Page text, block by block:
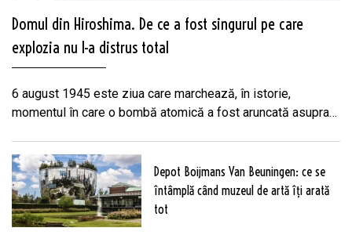
Domul din Hiroshima. De ce a fost singurul pe care
explozia nu l-a distrus total
6 august 1945 este ziua care marchează, în istorie,
momentul în care o bombă atomică a fost aruncată asupra
rămas parțial în picioare, printr-un cumul interesant de
factori, deși se afla în…
Depot Boijmans Van Beuningen: ce se
întâmplă când muzeul de artă îți arată
tot